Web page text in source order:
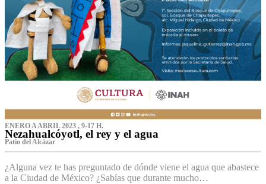
ENERO A ABRIL 2023 , 9-17 H.
Nezahualcóyotl, el rey y el agua
Patio del Alcázar
¿Alguna vez te has preguntado de dónde viene el agua que abastece
a la Ciudad de México? ¿Sabías que durante mucho…